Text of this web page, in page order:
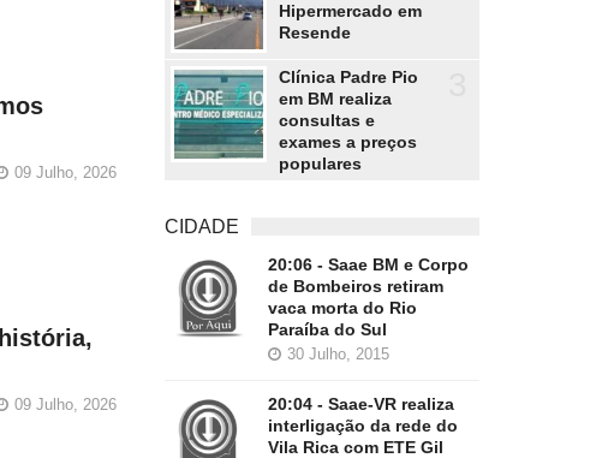
09 Julho, 2026
09 Julho, 2026
Hipermercado em
Resende
Clínica Padre Pio
em BM realiza
consultas e
exames a preços
populares
CIDADE
20:06 - Saae BM e Corpo
de Bombeiros retiram
vaca morta do Rio
Paraíba do Sul
30 Julho, 2015
20:04 - Saae-VR realiza
interligação da rede do
Vila Rica com ETE Gil